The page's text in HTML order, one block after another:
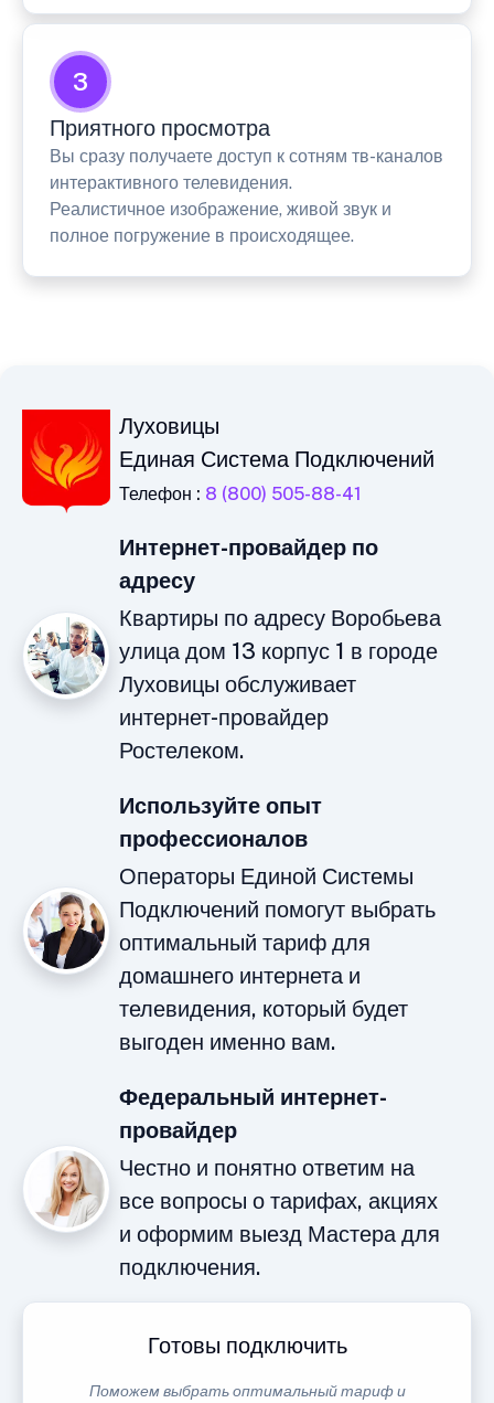
3
Приятного просмотра
Вы сразу получаете доступ к сотням тв-каналов
интерактивного телевидения.
Реалистичное изображение, живой звук и
полное погружение в происходящее.
Луховицы
Единая Система Подключений
Телефон : 8 (800) 505-88-41
Интернет-провайдер по
адресу
Квартиры по адресу Воробьева
улица дом 13 корпус 1 в городе
Луховицы обслуживает
интернет-провайдер
Ростелеком.
Используйте опыт
профессионалов
Операторы Единой Системы
Подключений помогут выбрать
оптимальный тариф для
домашнего интернета и
телевидения, который будет
выгоден именно вам.
Федеральный интернет-
провайдер
Честно и понятно ответим на
все вопросы о тарифах, акциях
и оформим выезд Мастера для
подключения.
Готовы подключить
Поможем выбрать оптимальный тариф и